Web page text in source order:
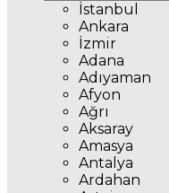
İstanbul
Ankara
İzmir
Adana
Adıyaman
Afyon
Ağrı
Aksaray
Amasya
Antalya
Ardahan